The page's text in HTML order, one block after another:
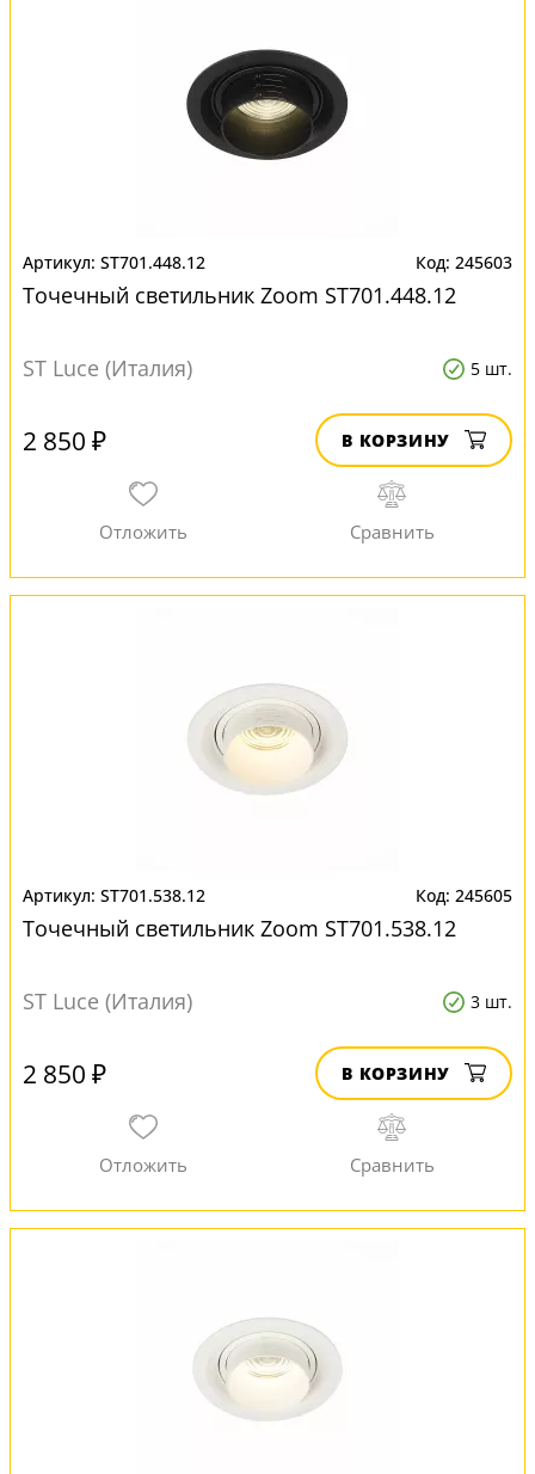
ST701.448.12 245603
Точечный светильник Zoom ST701.448.12
ST Luce (Италия) 5 шт.
2 850 ₽ В КОРЗИНУ
ST701.538.12 245605
Точечный светильник Zoom ST701.538.12
ST Luce (Италия) 3 шт.
2 850 ₽ В КОРЗИНУ